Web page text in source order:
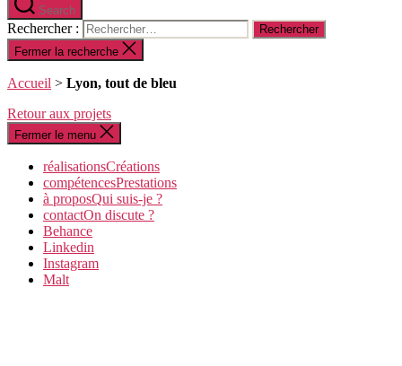
Search
Rechercher :
Fermer la recherche
Accueil > Lyon, tout de bleu
Retour aux projets
Fermer le menu
réalisationsCréations
compétencesPrestations
à proposQui suis-je ?
contactOn discute ?
Behance
Linkedin
Instagram
Malt